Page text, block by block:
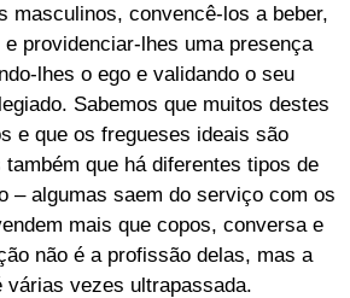
masculinos, convencê-los a beber,
providenciar-lhes uma presença
lhes o ego e validando o seu
Sabemos que muitos destes
e que os fregueses ideais são
que há diferentes tipos de
– algumas saem do serviço com os
mais que copos, conversa e
não é a profissão delas, mas a
várias vezes ultrapassada.